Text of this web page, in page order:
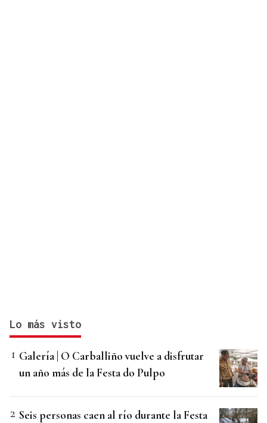
Lo más visto
Galería | O Carballiño vuelve a disfrutar
un año más de la Festa do Pulpo
Seis personas caen al río durante la Festa